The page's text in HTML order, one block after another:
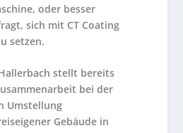
oder besser
sich mit CT Coating
setzen.
stellt bereits
bei der
Umstellung
Gebäude in